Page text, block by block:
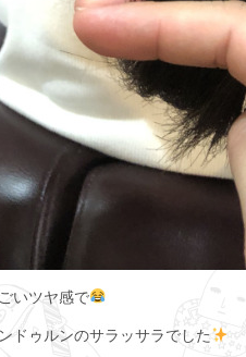
いツヤ感で
ドゥルンのサラッサラでした